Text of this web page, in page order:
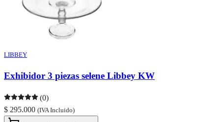
LIBBEY
Exhibidor 3 piezas selene Libbey KW
(0)
$ 295.000 (IVA Incluido)